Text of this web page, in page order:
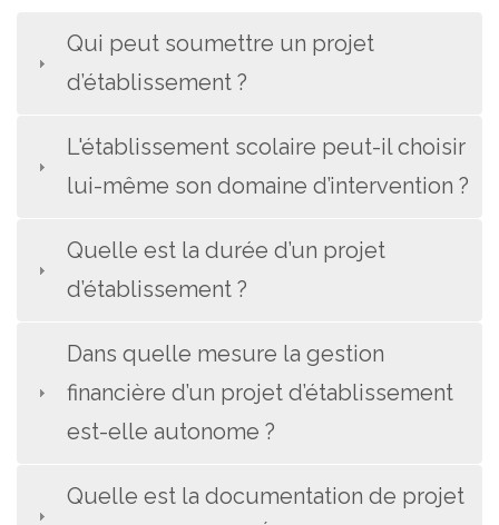
Qui peut soumettre un projet
d’établissement ?
L'établissement scolaire peut-il choisir
lui-même son domaine d’intervention ?
Quelle est la durée d’un projet
d’établissement ?
Dans quelle mesure la gestion
financière d’un projet d’établissement
est-elle autonome ?
Quelle est la documentation de projet